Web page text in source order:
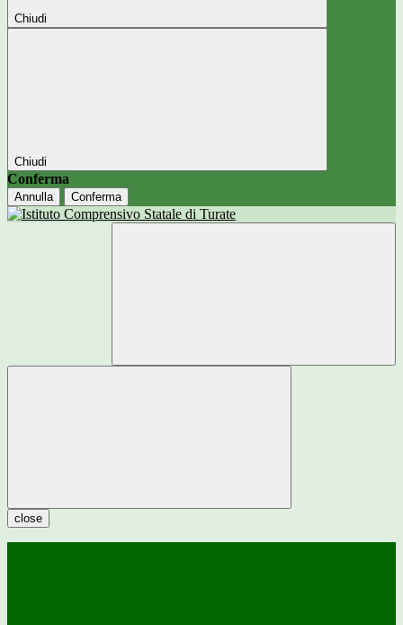
Chiudi
Chiudi
Conferma
Annulla Conferma
close